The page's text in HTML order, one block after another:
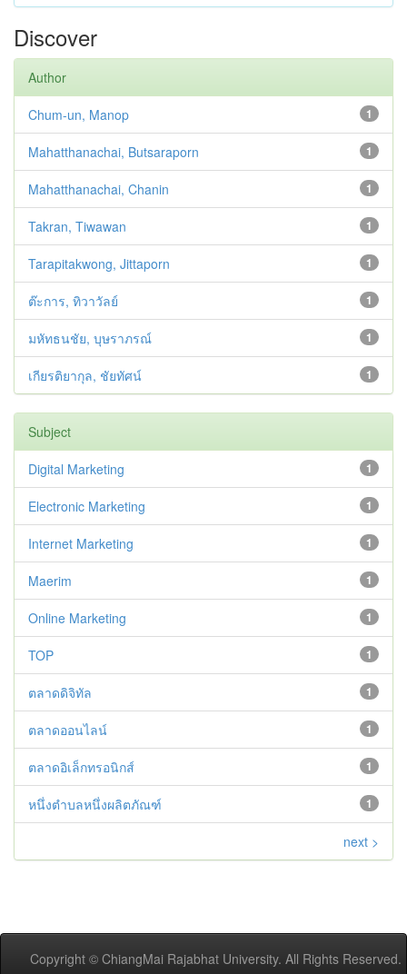
Discover
Author
1
Chum-un, Manop
1
Mahatthanachai, Butsaraporn
1
Mahatthanachai, Chanin
1
Takran, Tiwawan
1
Tarapitakwong, Jittaporn
1
ต๊ะการ, ทิวาวัลย์
1
มหัทธนชัย, บุษราภรณ์
1
เกียรติยากุล, ชัยทัศน์
Subject
1
Digital Marketing
1
Electronic Marketing
1
Internet Marketing
1
Maerim
1
Online Marketing
1
TOP
1
ตลาดดิจิทัล
1
ตลาดออนไลน์
1
ตลาดอิเล็กทรอนิกส์
1
หนึ่งตำบลหนึ่งผลิตภัณฑ์
next >
Copyright © ChiangMai Rajabhat University. All Rights Reserved.